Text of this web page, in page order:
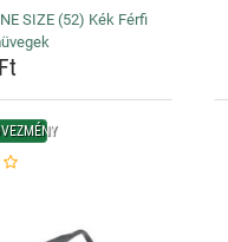
SIZE (52) Kék Férfi